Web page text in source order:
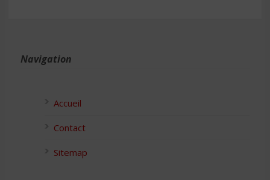
Navigation
Accueil
Contact
Sitemap